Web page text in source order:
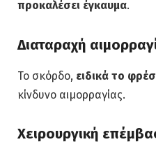
προκαλέσει έγκαυμα.
Διαταραχή
Το σκόρδο, ειδικά το
κίνδυνο αιμορραγίας.
Χειρουργική